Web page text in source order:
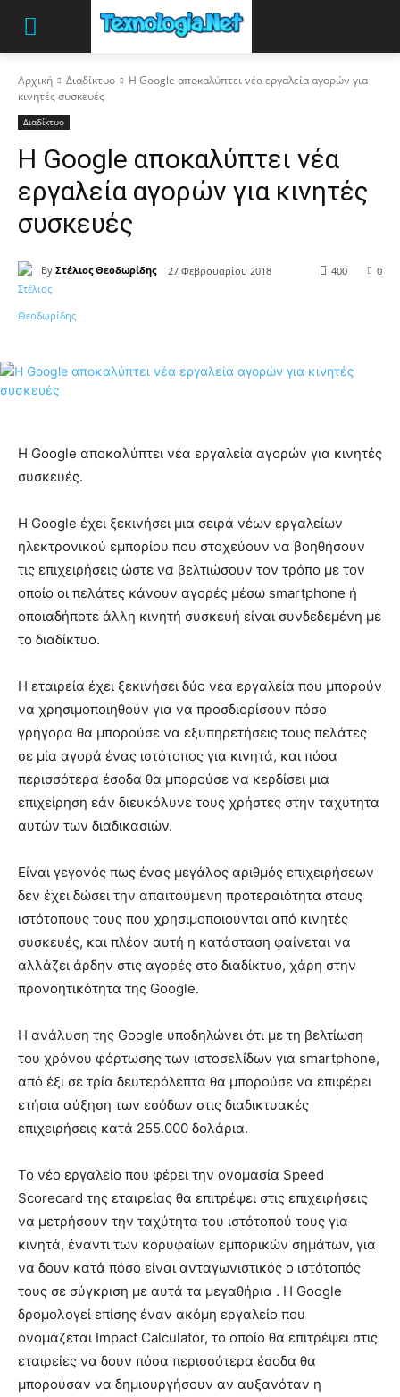
Αρχική Διαδίκτυο
Η Google αποκαλύπτει νέα εργαλεία αγορών για
κινητές συσκευές
Διαδίκτυο
Η Google αποκαλύπτει νέα
εργαλεία αγορών για κινητές
συσκευές
By Στέλιος Θεοδωρίδης 27 Φεβρουαρίου 2018 0
400
Η Google αποκαλύπτει νέα εργαλεία αγορών για κινητές
συσκευές.
Η Google έχει ξεκινήσει μια σειρά νέων εργαλείων
ηλεκτρονικού εμπορίου που στοχεύουν να βοηθήσουν
τις επιχειρήσεις ώστε να βελτιώσουν τον τρόπο με τον
οποίο οι πελάτες κάνουν αγορές μέσω smartphone ή
οποιαδήποτε άλλη κινητή συσκευή είναι συνδεδεμένη με
το διαδίκτυο.
Η εταιρεία έχει ξεκινήσει δύο νέα εργαλεία που μπορούν
να χρησιμοποιηθούν για να προσδιορίσουν πόσο
γρήγορα θα μπορούσε να εξυπηρετήσεις τους πελάτες
σε μία αγορά ένας ιστότοπος για κινητά, και πόσα
περισσότερα έσοδα θα μπορούσε να κερδίσει μια
επιχείρηση εάν διευκόλυνε τους χρήστες στην ταχύτητα
αυτών των διαδικασιών.
Είναι γεγονός πως ένας μεγάλος αριθμός επιχειρήσεων
δεν έχει δώσει την απαιτούμενη προτεραιότητα στους
ιστότοπους τους που χρησιμοποιούνται από κινητές
συσκευές, και πλέον αυτή η κατάσταση φαίνεται να
αλλάζει άρδην στις αγορές στο διαδίκτυο, χάρη στην
προνοητικότητα της Google.
Η ανάλυση της Google υποδηλώνει ότι με τη βελτίωση
του χρόνου φόρτωσης των ιστοσελίδων για smartphone,
από έξι σε τρία δευτερόλεπτα θα μπορούσε να επιφέρει
ετήσια αύξηση των εσόδων στις διαδικτυακές
επιχειρήσεις κατά 255.000 δολάρια.
Το νέο εργαλείο που φέρει την ονομασία Speed ​​
Scorecard της εταιρείας θα επιτρέψει στις επιχειρήσεις
να μετρήσουν την ταχύτητα του ιστότοπού τους για
κινητά, έναντι των κορυφαίων εμπορικών σημάτων, για
να δουν κατά πόσο είναι ανταγωνιστικός ο ιστότοπός
τους σε σύγκριση με αυτά τα μεγαθήρια . Η Google
δρομολογεί επίσης έναν ακόμη εργαλείο που
ονομάζεται Impact Calculator, το οποίο θα επιτρέψει στις
εταιρείες να δουν πόσα περισσότερα έσοδα θα
μπορούσαν να δημιουργήσουν αν αυξανόταν η